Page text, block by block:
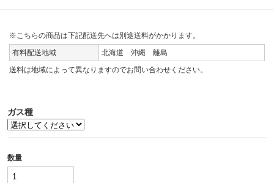
※こちらの商品は下記配送先へは別途送料がかかります。
有料配送地域
北海道 沖縄 離島
送料は地域によって異なりますのでお問い合わせください。
ガス種
数量